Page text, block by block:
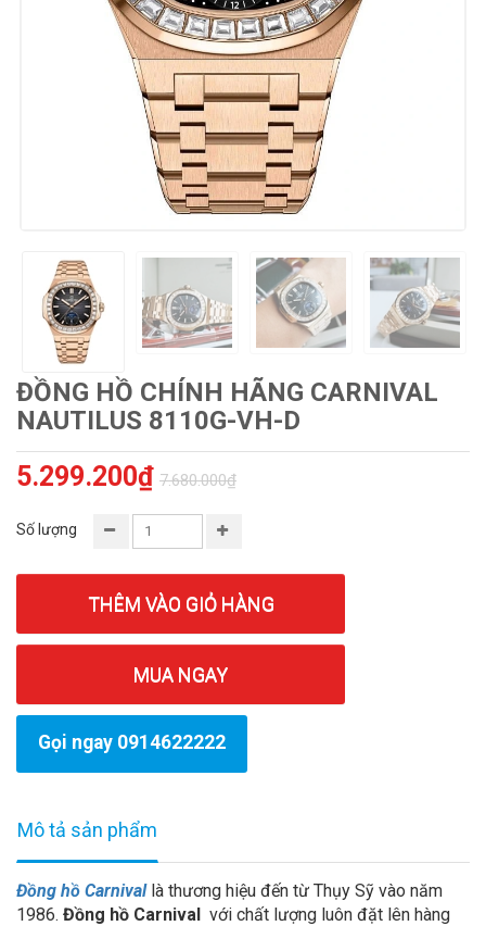
ĐỒNG HỒ CHÍNH HÃNG CARNIVAL
NAUTILUS 8110G-VH-D
5.299.200₫ 7.680.000₫
Số lượng
THÊM VÀO GIỎ HÀNG
MUA NGAY
Gọi ngay 0914622222
Mô tả sản phẩm
Đồng hồ Carnivallà thương hiệu đến từ Thụy Sỹ vào năm
1986. Đồng hồ Carnival với chất lượng luôn đặt lên hàng